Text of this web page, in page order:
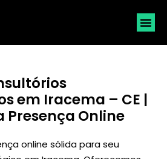
em Iracema – CE |
Presença Online
online sólida para seu